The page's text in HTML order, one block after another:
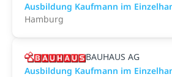
Ausbildung Kaufmann im
Hamburg
BAUHAUS AG
Ausbildung Kaufmann im